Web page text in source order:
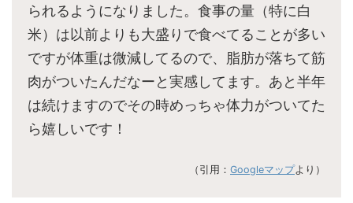
られるようになりました。食事の量（特に白
米）は以前よりも大盛りで食べてることが多い
ですが体重は微減してるので、脂肪が落ちて筋
肉がついたんだなーと実感してます。あと半年
は続けますのでその時めっちゃ体力がついてた
ら嬉しいです！
（引用： Googleマップより）